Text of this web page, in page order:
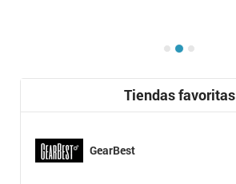
Tiendas favoritas
GearBest